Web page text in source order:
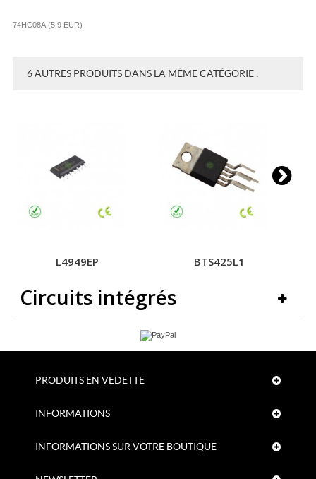
74HC08A (5.9 EUR)
6 AUTRES PRODUITS DANS LA MÊME CATÉGORIE :
L4949EP BTS425L1
Circuits intégrés
PRODUITS EN VEDETTE
INFORMATIONS
INFORMATIONS SUR VOTRE BOUTIQUE